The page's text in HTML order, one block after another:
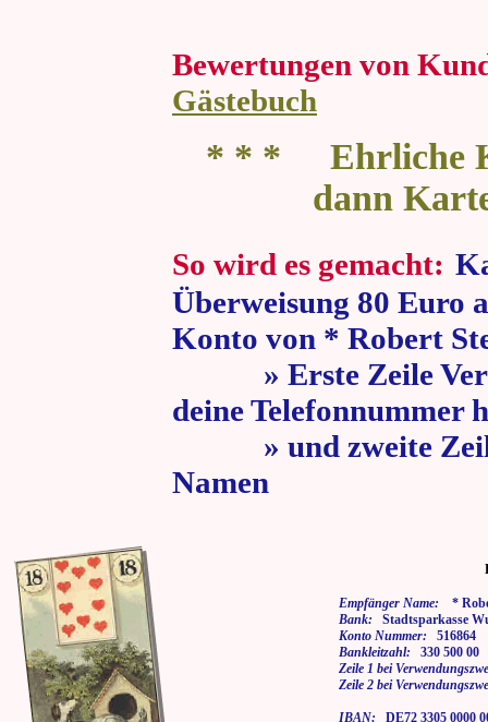
Bewertungen von
Gästebuch
* * * Ehrliche
dann
So wird es gemacht:
Überweisung 80 Euro
Konto von * Robert
» Erste Zeile
deine Telefonnummer
» und zweite Zeile
Namen
Empfänger Name: *
Bank: Stadtsparkasse
Konto Nummer: 516864
Bankleitzahl: 330 500 00
Zeile 1 bei
Zeile 2 bei
IBAN: DE72 3305 0000